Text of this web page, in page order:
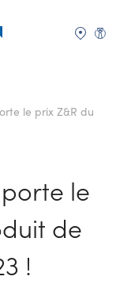
le prix Z&R du
le
de
!